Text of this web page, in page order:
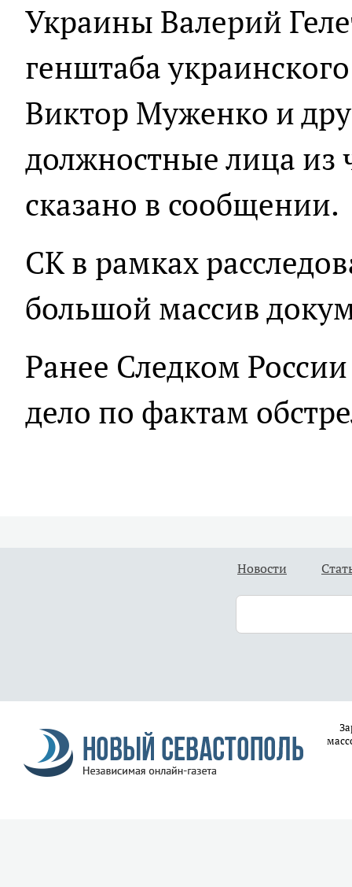
Украины Валерий
генштаба
Виктор Муженко и
должностные лица из
сказано в сообщении.
СК в рамках
большой массив
Ранее Следком
дело по фактам
Новости